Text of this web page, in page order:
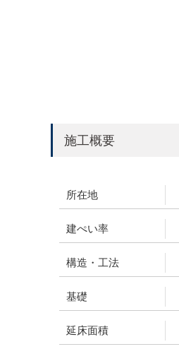
施工概要
所在地
建ぺい率
構造・工法
基礎
延床面積